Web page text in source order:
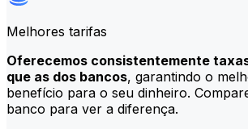
Melhores tarifas
Oferecemos consistentemente
que as dos bancos, garantindo o
benefício para o seu dinheiro.
banco para ver a diferença.